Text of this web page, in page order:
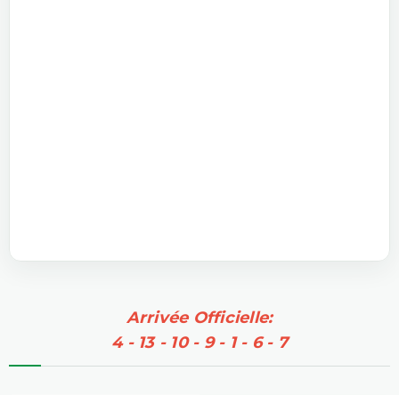
Arrivée Officielle:
4 - 13 - 10 - 9 - 1 - 6 - 7